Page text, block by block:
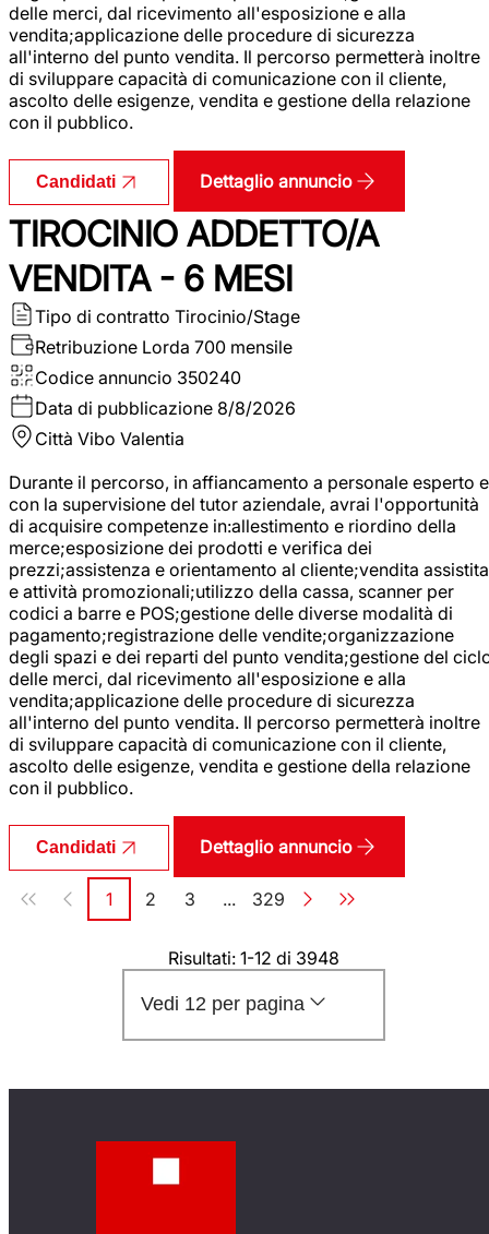
delle merci, dal ricevimento all'esposizione e alla
vendita;applicazione delle procedure di sicurezza
all'interno del punto vendita. Il percorso permetterà inoltre
di sviluppare capacità di comunicazione con il cliente,
ascolto delle esigenze, vendita e gestione della relazione
con il pubblico.
Candidati Dettaglio annuncio
TIROCINIO ADDETTO/A
VENDITA - 6 MESI
Tipo di contratto Tirocinio/Stage
Retribuzione Lorda 700 mensile
Codice annuncio 350240
Data di pubblicazione 8/8/2026
Città Vibo Valentia
Durante il percorso, in affiancamento a personale esperto e
con la supervisione del tutor aziendale, avrai l'opportunità
di acquisire competenze in:allestimento e riordino della
merce;esposizione dei prodotti e verifica dei
prezzi;assistenza e orientamento al cliente;vendita assistita
e attività promozionali;utilizzo della cassa, scanner per
codici a barre e POS;gestione delle diverse modalità di
pagamento;registrazione delle vendite;organizzazione
degli spazi e dei reparti del punto vendita;gestione del
delle merci, dal ricevimento all'esposizione e alla
vendita;applicazione delle procedure di sicurezza
all'interno del punto vendita. Il percorso permetterà inoltre
di sviluppare capacità di comunicazione con il cliente,
ascolto delle esigenze, vendita e gestione della relazione
con il pubblico.
Candidati Dettaglio annuncio
Paginazione
Pagina
1 Pagina
2 Pagina
3 ... Pagina
329
Risultati: 1-12 di 3948
Vedi 12 per pagina